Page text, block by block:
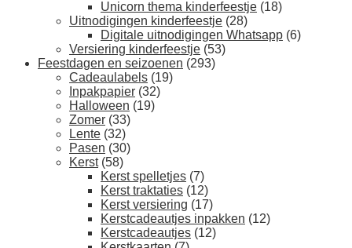
Unicorn thema kinderfeestje (18)
Uitnodigingen kinderfeestje (28)
Digitale uitnodigingen Whatsapp (6)
Versiering kinderfeestje (53)
Feestdagen en seizoenen (293)
Cadeaulabels (19)
Inpakpapier (32)
Halloween (19)
Zomer (33)
Lente (32)
Pasen (30)
Kerst (58)
Kerst spelletjes (7)
Kerst traktaties (12)
Kerst versiering (17)
Kerstcadeautjes inpakken (12)
Kerstcadeautjes (12)